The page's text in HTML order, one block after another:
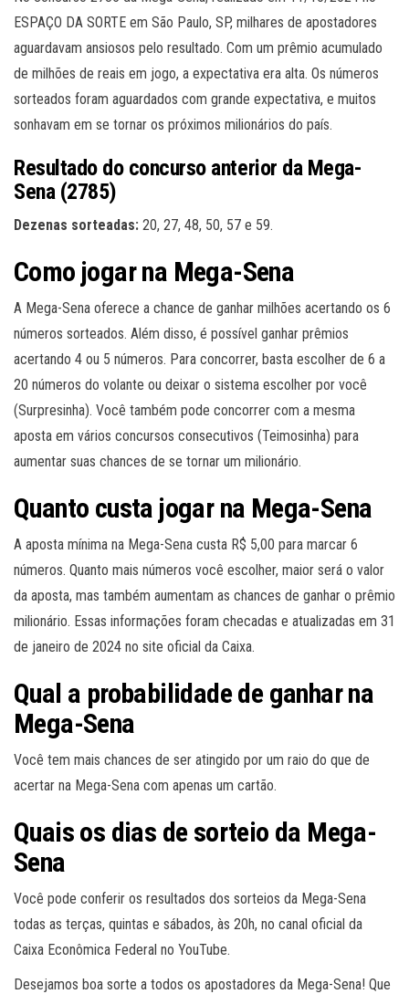
ESPAÇO DA SORTE em São Paulo, SP, milhares de apostadores
aguardavam ansiosos pelo resultado. Com um prêmio acumulado
de milhões de reais em jogo, a expectativa era alta. Os números
sorteados foram aguardados com grande expectativa, e muitos
sonhavam em se tornar os próximos milionários do país.
Resultado do concurso anterior da Mega-
Sena (2785)
Dezenas sorteadas: 20, 27, 48, 50, 57 e 59.
Como jogar na Mega-Sena
A Mega-Sena oferece a chance de ganhar milhões acertando os 6
números sorteados. Além disso, é possível ganhar prêmios
acertando 4 ou 5 números. Para concorrer, basta escolher de 6 a
20 números do volante ou deixar o sistema escolher por você
(Surpresinha). Você também pode concorrer com a mesma
aposta em vários concursos consecutivos (Teimosinha) para
aumentar suas chances de se tornar um milionário.
Quanto custa jogar na Mega-Sena
A aposta mínima na Mega-Sena custa R$ 5,00 para marcar 6
números. Quanto mais números você escolher, maior será o valor
da aposta, mas também aumentam as chances de ganhar o prêmio
milionário. Essas informações foram checadas e atualizadas em 31
de janeiro de 2024 no site oficial da Caixa.
Qual a probabilidade de ganhar na
Mega-Sena
Você tem mais chances de ser atingido por um raio do que de
acertar na Mega-Sena com apenas um cartão.
Quais os dias de sorteio da Mega-
Sena
Você pode conferir os resultados dos sorteios da Mega-Sena
todas as terças, quintas e sábados, às 20h, no canal oficial da
Caixa Econômica Federal no YouTube.
Desejamos boa sorte a todos os apostadores da Mega-Sena! Que